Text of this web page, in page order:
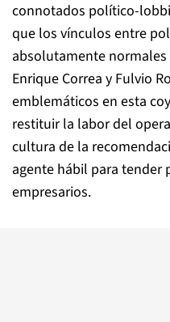
connotados político-
que los vínculos entre
absolutamente
Enrique Correa y Fulvio
emblemáticos en esta
restituir la labor del
cultura de la
agente hábil para
empresarios.